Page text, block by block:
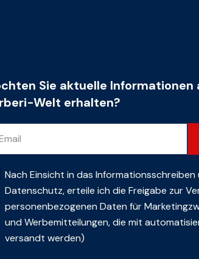
Sie aktuelle Informationen
Welt erhalten?
Nach Einsicht in das Informationsschreiben
Datenschutz, erteile ich die Freigabe zur
personenbezogenen Daten für
und Werbemitteilungen, die mit
versandt werden)